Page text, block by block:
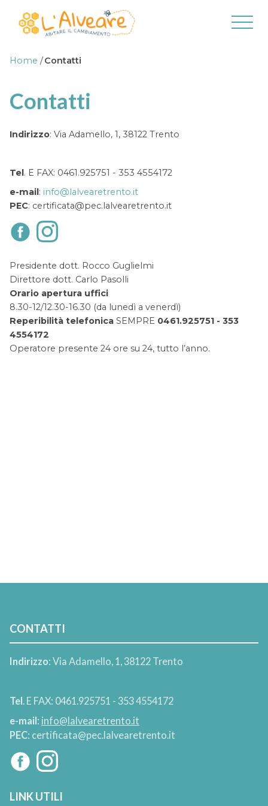
CHI SIAMO
SERVIZI
PROGETTI
NEWS
CONTATTI
FAMILY AUDIT
Home /Contatti
Contatti
Indirizzo: Via Adamello, 1, 38122 Trento
Tel. E FAX: 0461.925751 - 353 4554172
e-mail: info@lalvearetrento.it
PEC: certificata@pec.lalvearetrento.it
Presidente dott. Rocco Guglielmi
Direttore dott. Carlo Pasolli
Orario apertura uffici
8.30-12/12.30-16.30 (da lunedì a venerdì)
Reperibilità telefonica SEMPRE 0461.925751 - 353
4554172
Operatore presente 24 ore su 24, tutto l’anno.
CONTATTI
Indirizzo: Via Adamello, 1, 38122 Trento
Tel . E FAX: 0461.925751 - 353 4554172
e-mail: info@lalvearetrento.it
PEC: certificata@pec.lalvearetrento.it
LINK UTILI